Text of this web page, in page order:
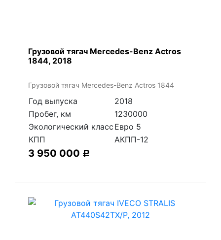
Грузовой тягач Mercedes-Benz Actros
1844, 2018
Грузовой тягач Mercedes-Benz Actros 1844
Год выпуска
2018
Пробег, км
1230000
Экологический класс Евро 5
КПП
АКПП-12
3 950 000 Р